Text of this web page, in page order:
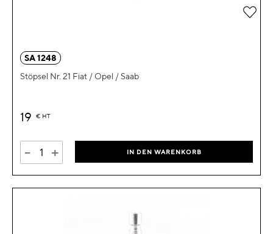
SA 1248
Stöpsel Nr. 21 Fiat / Opel / Saab
19 € HT
- + IN DEN WARENKORB
Zur